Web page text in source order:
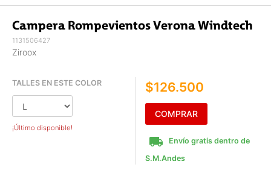
Campera Rompevientos Verona Windtech
1131506427
Ziroox
TALLES EN ESTE COLOR
¡Último disponible!
$126.500
COMPRAR
local_shipping
Envío gratis dentro de
S.M.Andes